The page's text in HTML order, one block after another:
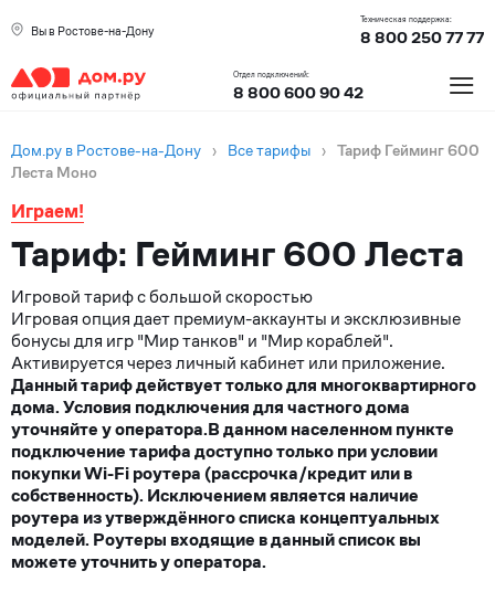
Вы в Ростове-на-Дону
Техническая поддержка:
8 800 250 77 77
Отдел подключений:
8 800 600 90 42 ≡
Дом.ру в Ростове-на-Дону › Все тарифы › Тариф Гейминг 600
Леста Моно
Играем!
Тариф: Гейминг 600 Леста
Игровой тариф с большой скоростью
Игровая опция дает премиум-аккаунты и эксклюзивные
бонусы для игр "Мир танков" и "Мир кораблей".
Активируется через личный кабинет или приложение.
Данный тариф действует только для многоквартирного
дома. Условия подключения для частного дома
уточняйте у оператора.В данном населенном пункте
подключение тарифа доступно только при условии
покупки Wi-Fi роутера (рассрочка/кредит или в
собственность). Исключением является наличие
роутера из утверждённого списка концептуальных
моделей. Роутеры входящие в данный список вы
можете уточнить у оператора.